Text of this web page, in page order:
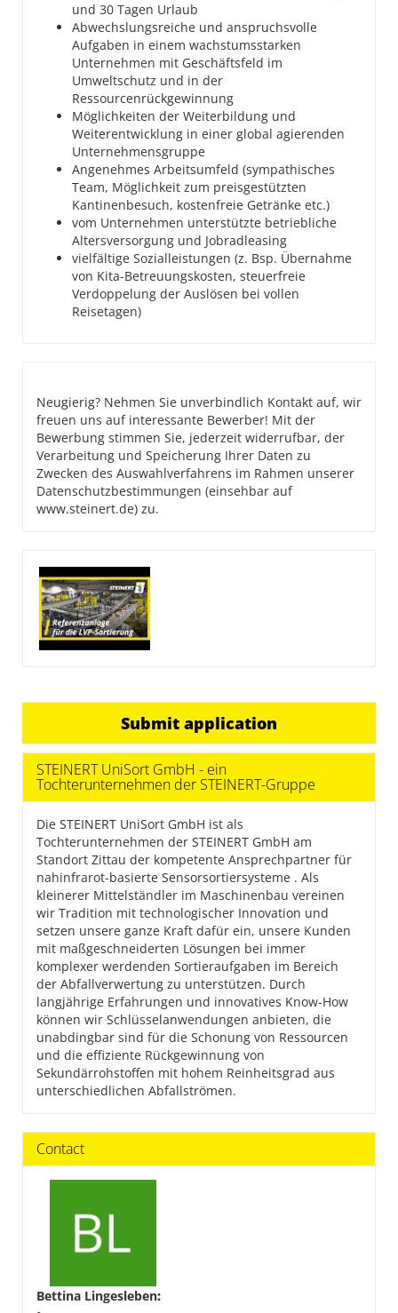
und 30 Tagen Urlaub
Abwechslungsreiche und anspruchsvolle
Aufgaben in einem wachstumsstarken
Unternehmen mit Geschäftsfeld im
Umweltschutz und in der
Ressourcenrückgewinnung
Möglichkeiten der Weiterbildung und
Weiterentwicklung in einer global agierenden
Unternehmensgruppe
Angenehmes Arbeitsumfeld (sympathisches
Team, Möglichkeit zum preisgestützten
Kantinenbesuch, kostenfreie Getränke etc.)
vom Unternehmen unterstützte betriebliche
Altersversorgung und Jobradleasing
vielfältige Sozialleistungen (z. Bsp. Übernahme
von Kita-Betreuungskosten, steuerfreie
Verdoppelung der Auslösen bei vollen
Reisetagen)
Neugierig? Nehmen Sie unverbindlich Kontakt auf, wir
freuen uns auf interessante Bewerber! Mit der
Bewerbung stimmen Sie, jederzeit widerrufbar, der
Verarbeitung und Speicherung Ihrer Daten zu
Zwecken des Auswahlverfahrens im Rahmen unserer
Datenschutzbestimmungen (einsehbar auf
www.steinert.de) zu.
Submit application
STEINERT UniSort GmbH - ein
Tochterunternehmen der STEINERT-Gruppe
Die STEINERT UniSort GmbH ist als
Tochterunternehmen der STEINERT GmbH am
Standort Zittau der kompetente Ansprechpartner für
nahinfrarot-basierte Sensorsortiersysteme . Als
kleinerer Mittelständler im Maschinenbau vereinen
wir Tradition mit technologischer Innovation und
setzen unsere ganze Kraft dafür ein, unsere Kunden
mit maßgeschneiderten Lösungen bei immer
komplexer werdenden Sortieraufgaben im Bereich
der Abfallverwertung zu unterstützen. Durch
langjährige Erfahrungen und innovatives Know-How
können wir Schlüsselanwendungen anbieten, die
unabdingbar sind für die Schonung von Ressourcen
und die effiziente Rückgewinnung von
Sekundärrohstoffen mit hohem Reinheitsgrad aus
unterschiedlichen Abfallströmen.
Contact
Bettina Lingesleben: